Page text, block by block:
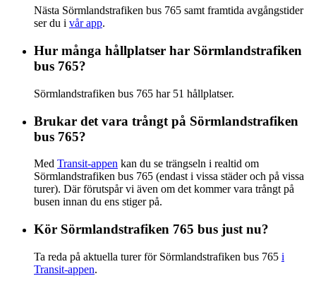
Nästa Sörmlandstrafiken bus 765 samt framtida avgångstider
ser du i vår app.
Hur många hållplatser har Sörmlandstrafiken
bus 765?
Sörmlandstrafiken bus 765 har 51 hållplatser.
Brukar det vara trångt på Sörmlandstrafiken
bus 765?
Med Transit-appen kan du se trängseln i realtid om
Sörmlandstrafiken bus 765 (endast i vissa städer och på vissa
turer). Där förutspår vi även om det kommer vara trångt på
busen innan du ens stiger på.
Kör Sörmlandstrafiken 765 bus just nu?
Ta reda på aktuella turer för Sörmlandstrafiken bus 765 i
Transit-appen.